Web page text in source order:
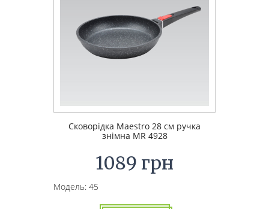
Сковорідка Maestro 28 см ручка
знімна MR 4928
1089 грн
Модель: 45